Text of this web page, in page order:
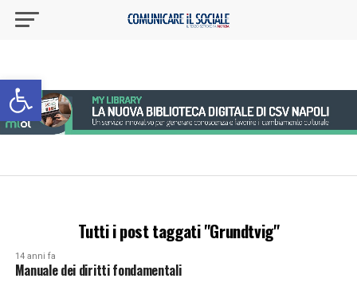
Apri la barra degli strumenti
Tutti i post taggati "Grundtvig"
14 anni fa
Manuale dei diritti fondamentali